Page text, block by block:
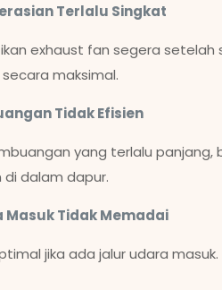
Terlalu Singkat
exhaust fan segera
maksimal.
Tidak Efisien
yang terlalu panjang,
dalam dapur.
Masuk Tidak Memadai
jika ada jalur udara